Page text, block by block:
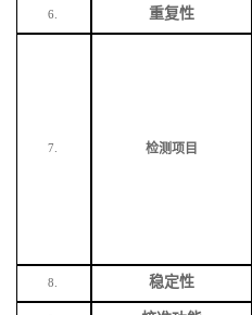
6. 重复性
7. 检测项目
8. 稳定性